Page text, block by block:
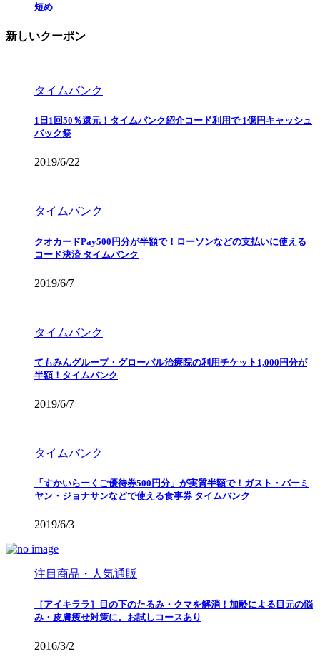
短め
新しいクーポン
タイムバンク
1日1回50％還元！タイムバンク紹介コード利用で 1億円キャッシュ
バック祭
2019/6/22
タイムバンク
クオカードPay500円分が半額で！ローソンなどの支払いに使える
コード決済 タイムバンク
2019/6/7
タイムバンク
てもみんグループ・グローバル治療院の利用チケット1,000円分が
半額！タイムバンク
2019/6/7
タイムバンク
「すかいらーくご優待券500円分」が実質半額で！ガスト・バーミ
ヤン・ジョナサンなどで使える食事券 タイムバンク
2019/6/3
注目商品・人気通販
［アイキララ］目の下のたるみ・クマを解消！加齢による目元の悩
み・皮膚痩せ対策に。お試しコースあり
2016/3/2